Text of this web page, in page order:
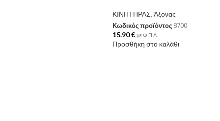
ΚΙΝΗΤΗΡΑΣ, Άξονας
Κωδικός προϊόντος 8700
15.90€ με Φ.Π.Α.
Προσθήκη στο καλάθι